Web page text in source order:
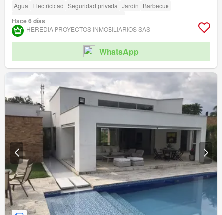
Agua Electricidad Seguridad privada Jardín Barbecue
Acceso para personas con discapacidad
Hace 6 días
HEREDIA PROYECTOS INMOBILIARIOS SAS
WhatsApp